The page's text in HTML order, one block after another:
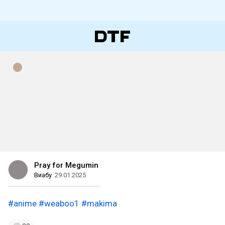
Pray for Megumin
Виабу 29.01.2025
#anime #weaboo1 #makima